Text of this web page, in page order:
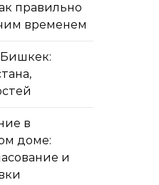
правильно
временем
в
доме:
и